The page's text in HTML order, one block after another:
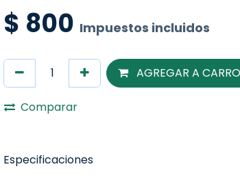
$ 800 Impuestos incluidos
AGREGAR A
Comparar
Especificaciones